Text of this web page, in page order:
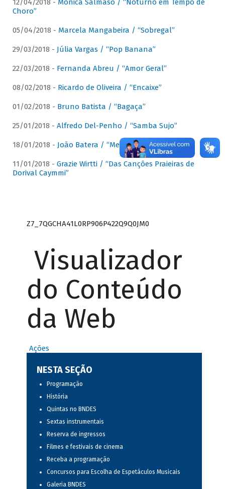
12/04/2018 - Mônica Salmaso / “Noturno em Tempo de
Choro”
05/04/2018 - Marcela Mangabeira / “Sobregal”
29/03/2018 - Júlia Vargas / “Pop Banana”
22/03/2018 - Fernanda Abreu / “Amor Geral”
08/02/2018 - Ricardo de Oliveira / “Encaixe”
01/02/2018 - Bruno Batista / “Bagaça”
25/01/2018 - Alfredo Del-Penho / “Samba Sujo”
18/01/2018 - João Batera / “Meu Pandeiro”
11/01/2018 - Grazie Wirtti / “Das Canções Praieiras de
Dorival Caymmi”
Z7_7QGCHA41L0RP906P422Q9Q0JM0
Visualizador
do Conteúdo
da Web
Ações
NESTA SEÇÃO
Programação
História
Quintas no BNDES
Sextas instrumentais
Reserva de ingressos
Filmes e festivais de cinema
Receba a programação
Concursos para Escolha de Espetáculos Musicais
Galeria BNDES